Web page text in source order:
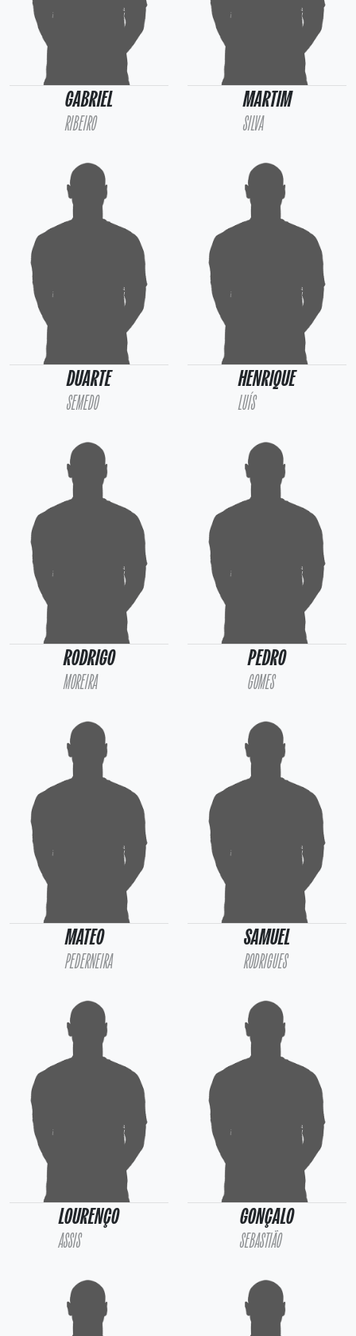
GABRIEL
RIBEIRO
MARTIM
SILVA
DUARTE
SEMEDO
HENRIQUE
LUÍS
RODRIGO
MOREIRA
PEDRO
GOMES
MATEO
PEDERNEIRA
SAMUEL
RODRIGUES
LOURENÇO
ASSIS
GONÇALO
SEBASTIÃO